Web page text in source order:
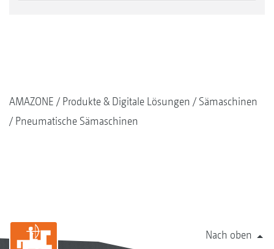
AMAZONE Produkte & Digitale Lösungen
Sämaschinen
Pneumatische Sämaschinen
Nach oben